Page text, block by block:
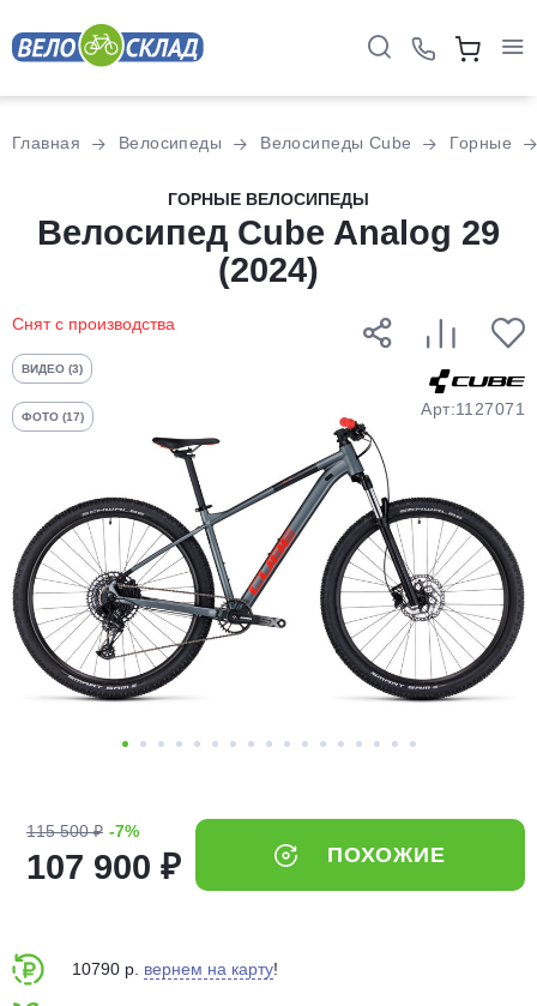
Главная Велосипеды Велосипеды Cube Горные
ГОРНЫЕ ВЕЛОСИПЕДЫ
Велосипед Cube Analog 29
(2024)
Снят с производства
ВИДЕО (3)
ФОТО (17) Арт:1127071
115 500 ₽ -7%
107 900 ₽ ПОХОЖИЕ
10790 р. вернем на карту!
Разбейте
оплатуна части
без переплат
График платежей
Добавляйте товары
в корзину
Оплачивайте сегодня только
выбранный способом
Оставшиеся75% будут